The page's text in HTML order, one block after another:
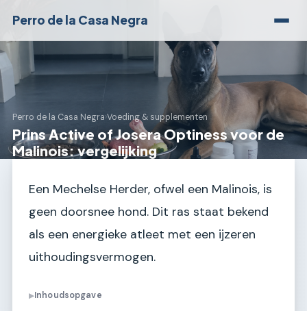
Perro de la Casa Negra
Perro de la Casa Negra›Voeding & supplementen
Prins Active of Josera Optiness voor de
Malinois: vergelijking
Een Mechelse Herder, ofwel een Malinois, is
geen doorsnee hond. Dit ras staat bekend
als een energieke atleet met een ijzeren
uithoudingsvermogen.
▶Inhoudsopgave